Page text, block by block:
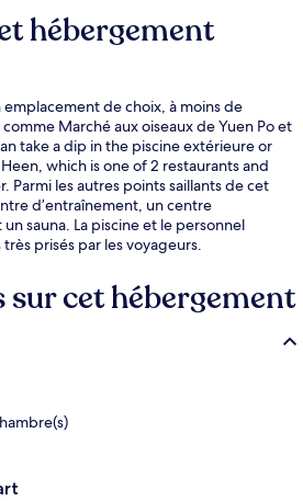
hébergement
emplacement de choix, à moins de
Marché aux oiseaux de Yuen Po et
take a dip in the piscine extérieure or
which is one of 2 restaurants and
Parmi les autres points saillants de cet
d’entraînement, un centre
sauna. La piscine et le personnel
prisés par les voyageurs.
sur cet hébergement